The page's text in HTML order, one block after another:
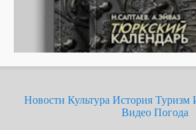
Новости Культура История Туризм
Видео Погода